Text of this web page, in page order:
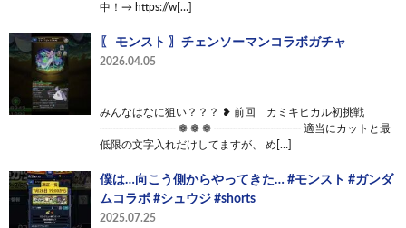
中！→ https://w[…]
〖 モンスト 〗チェンソーマンコラボガチャ
2026.04.05
みんなはなに狙い？？？ ❥ 前回 カミキヒカル初挑戦
┈┈┈┈┈┈┈ ❁ ❁ ❁ ┈┈┈┈┈┈┈┈ 適当にカットと最
低限の文字入れだけしてますが、 め[…]
僕は…向こう側からやってきた… #モンスト #ガンダ
ムコラボ #シュウジ #shorts
2025.07.25